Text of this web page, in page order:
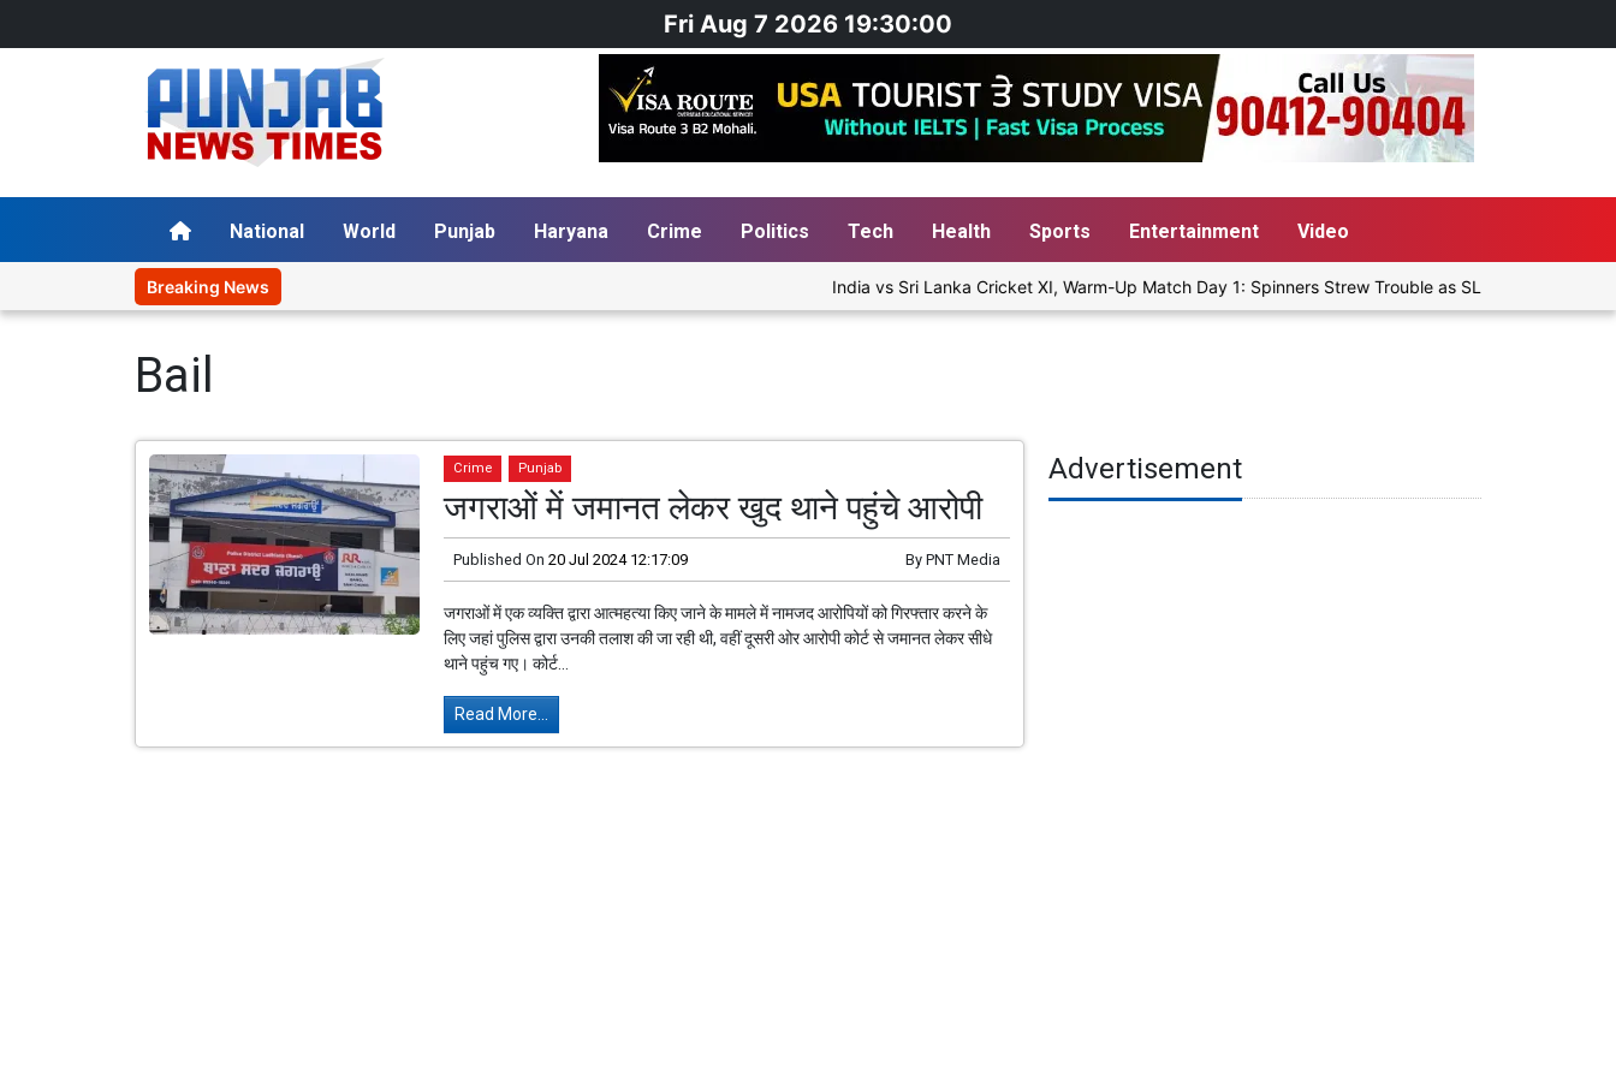
Fri Aug 7 2026 19:30:00
National World Punjab Haryana Crime Politics Tech Health Sports Entertainment Video
Breaking News India vs Sri Lanka Cricket XI, Warm-Up Match Day 1: Spinners Strew Trouble as SLC XI Reach 363/8
Bail
Crime Punjab
जगराओं में जमानत लेकर खुद थाने पहुंचे आरोपी
Published On 20 Jul 2024 12:17:09 By PNT Media
जगराओं में एक व्यक्ति द्वारा आत्महत्या किए जाने के मामले में नामजद आरोपियों को गिरफ्तार करने के
लिए जहां पुलिस द्वारा उनकी तलाश की जा रही थी, वहीं दूसरी ओर आरोपी कोर्ट से जमानत लेकर सीधे
थाने पहुंच गए। कोर्ट...
Read More...
Advertisement